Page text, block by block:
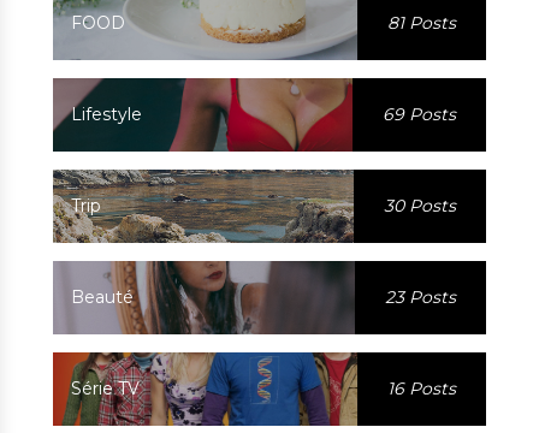
FOOD 81 Posts
Lifestyle 69 Posts
Trip 30 Posts
Beauté 23 Posts
Série TV 16 Posts